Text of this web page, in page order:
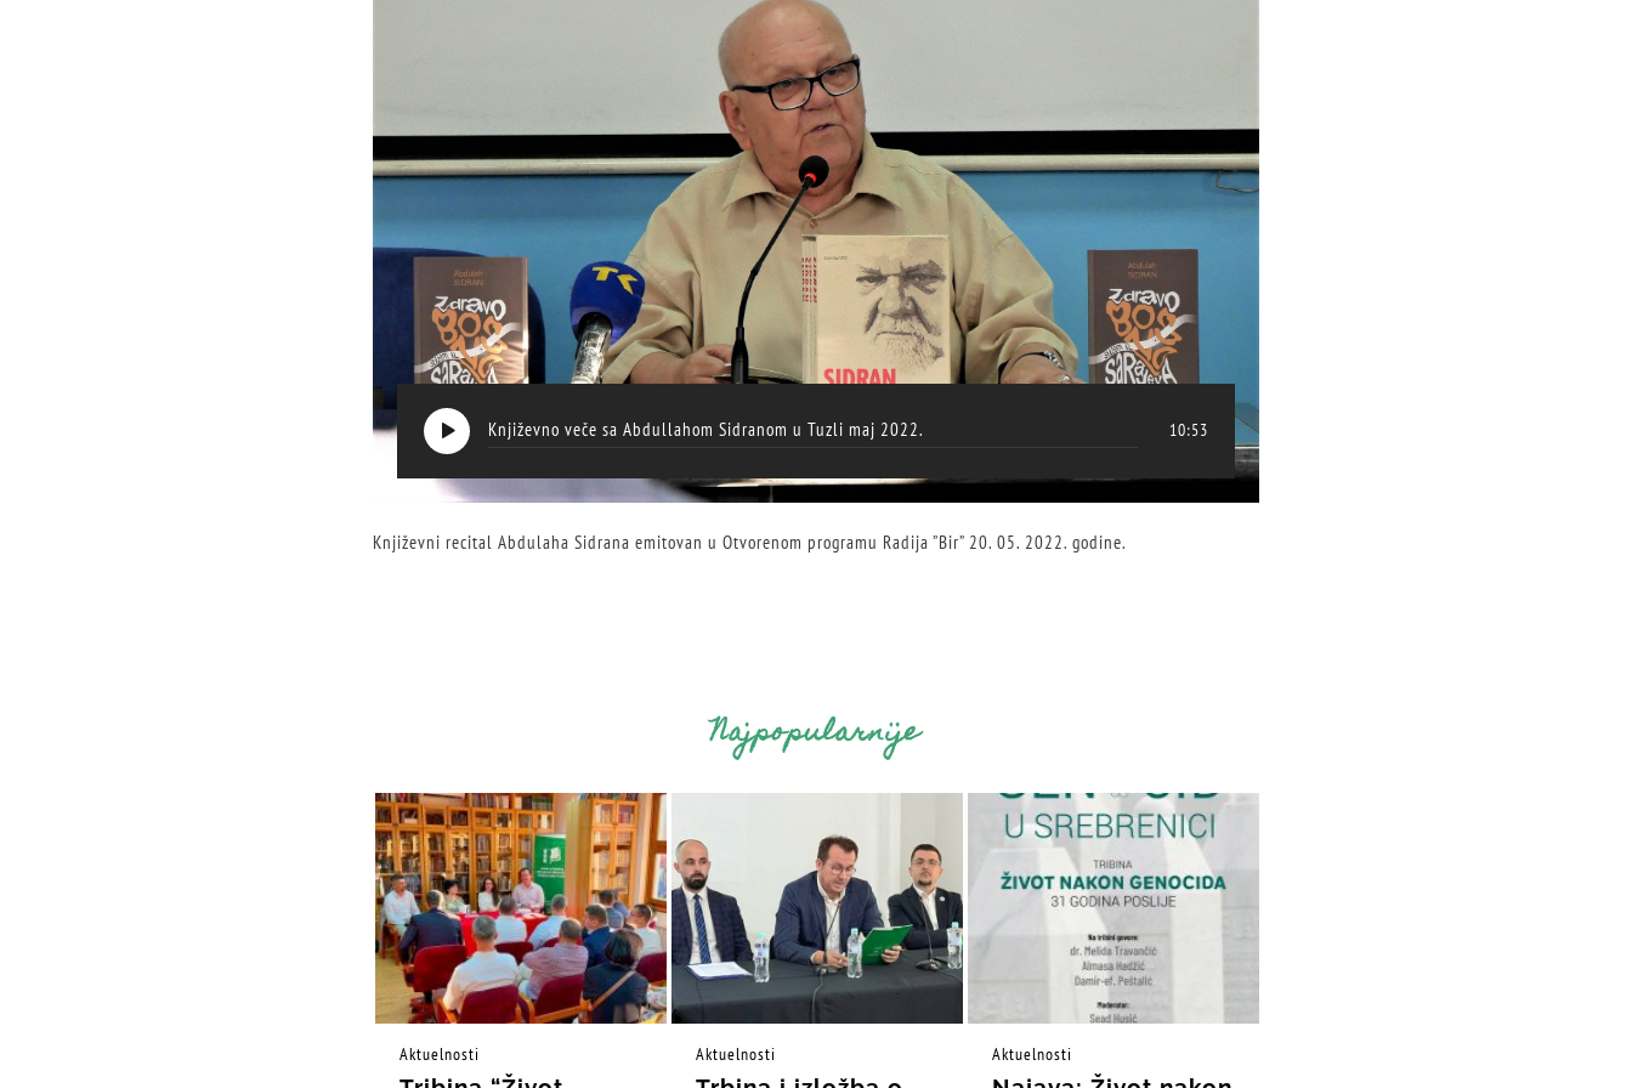
Književno veče sa Abdullahom Sidranom u Tuzli maj 2022. 10:53
Književni recital Abdulaha Sidrana emitovan u Otvorenom programu Radija ”Bir” 20. 05. 2022. godine.
Najpopularnije
Aktuelnosti Aktuelnosti Aktuelnosti